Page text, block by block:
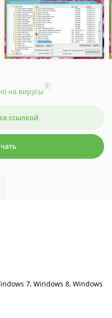
на вирусы
?
ссылкой
7, Windows 8, Windows